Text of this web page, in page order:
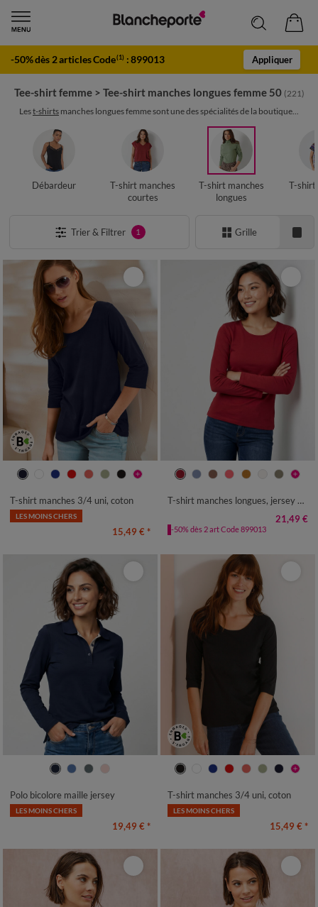
-50% dès 2 articles Code(1) :899013 Appliquer
Tee-shirt femme > Tee-shirt manches longues femme 50 (221)
Lest-shirts manches longues femme sont une des spécialités de la boutique...
Débardeur
T-shirt manches
courtes
T-shirt manches
longues
T-shirt
Trier & Filtrer 1 Grille
34/36 38/40 42/44
46/48
T-shirt manches 3/4 uni, coton
LES MOINS CHERS
15,49 € *
34/36 38/40 42/44
46/48
T-shirt manches longues, jersey en coton
21,49 €
-50% dès 2 art Code 899013
38/40 42/44
Polo bicolore maille jersey
LES MOINS CHERS
19,49 € *
34/36 38/40 42/44
46/48
T-shirt manches 3/4 uni, coton
LES MOINS CHERS
15,49 € *